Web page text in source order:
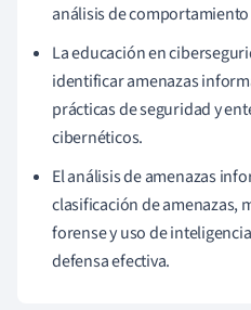
análisis de
La educación en
identificar amenazas
prácticas de seguridad y
cibernéticos.
El análisis de amenazas
clasificación de amenazas,
forense y uso de
defensa efectiva.